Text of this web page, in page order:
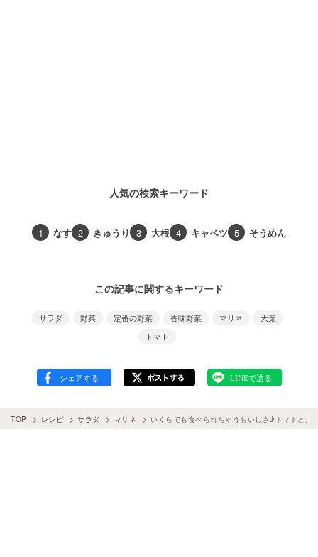
人気の検索キーワード
1 なす 2 きゅうり 3 大根 4 キャベツ 5 そうめん
この記事に関するキーワード
サラダ 野菜 定番の野菜 香味野菜 マリネ
大葉
トマト
TOP レシピ サラダ マリネ いくらでも食べられちゃうおいしさ♪トマトと大